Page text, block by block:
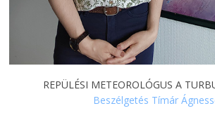
REPÜLÉSI METEOROLÓGUS A
Beszélgetés Tímár